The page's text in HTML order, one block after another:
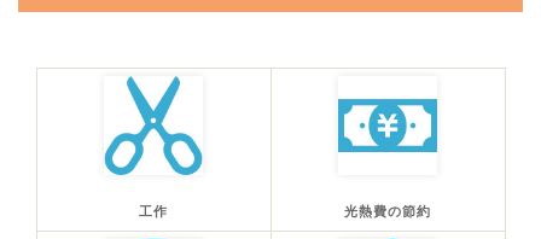
工作 光熱費の節約